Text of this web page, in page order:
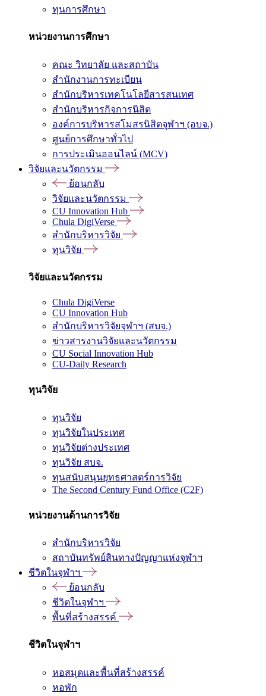
ทุนการศึกษา
หน่วยงานการศึกษา
คณะ วิทยาลัย และสถาบัน
สำนักงานการทะเบียน
สำนักบริหารเทคโนโลยีสารสนเทศ
สำนักบริหารกิจการนิสิต
องค์การบริหารสโมสรนิสิตจุฬาฯ (อบจ.)
ศูนย์การศึกษาทั่วไป
การประเมินออนไลน์ (MCV)
วิจัยและนวัตกรรม
ย้อนกลับ
วิจัยและนวัตกรรม
CU Innovation Hub
Chula DigiVerse
สำนักบริหารวิจัย
ทุนวิจัย
วิจัยและนวัตกรรม
Chula DigiVerse
CU Innovation Hub
สำนักบริหารวิจัยจุฬาฯ (สบจ.)
ข่าวสารงานวิจัยและนวัตกรรม
CU Social Innovation Hub
CU-Daily Research
ทุนวิจัย
ทุนวิจัย
ทุนวิจัยในประเทศ
ทุนวิจัยต่างประเทศ
ทุนวิจัย สบจ.
ทุนสนับสนุนยุทธศาสตร์การวิจัย
The Second Century Fund Office (C2F)
หน่วยงานด้านการวิจัย
สำนักบริหารวิจัย
สถาบันทรัพย์สินทางปัญญาแห่งจุฬาฯ
ชีวิตในจุฬาฯ
ย้อนกลับ
ชีวิตในจุฬาฯ
พื้นที่สร้างสรรค์
ชีวิตในจุฬาฯ
หอสมุดและพื้นที่สร้างสรรค์
หอพัก